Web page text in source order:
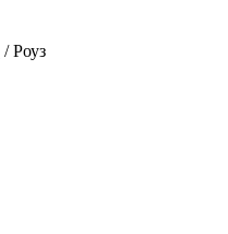
/ Роуз